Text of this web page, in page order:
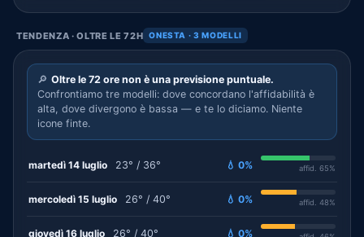
TENDENZA · OLTRE LE 72H ONESTA · 3 MODELLI
🔎 Oltre le 72 ore non è una previsione puntuale.
Confrontiamo tre modelli: dove concordano l'affidabilità è
alta, dove divergono è bassa — e te lo diciamo. Niente
icone finte.
martedì 14 luglio 23° / 36° 💧 0% affid. 65%
mercoledì 15 luglio 26° / 40° 💧 0% affid. 48%
giovedì 16 luglio 26° / 40° 💧 0%